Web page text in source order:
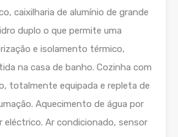
caixilharia de alumínio de grande
duplo o que permite uma
e isolamento térmico,
na casa de banho. Cozinha com
totalmente equipada e repleta de
Aquecimento de água por
eléctrico. Ar condicionado, sensor